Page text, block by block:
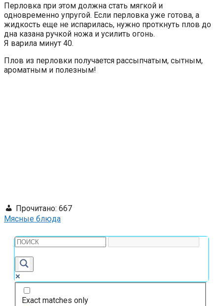
Перловка при этом должна стать мягкой и
одновременно упругой. Если перловка уже готова, а
жидкость еще не испарилась, нужно проткнуть плов до
дна казана ручкой ножа и усилить огонь.
Я варила минут 40.
Плов из перловки получается рассыпчатым, сытным,
ароматным и полезным!
Прочитано: 667
Мясные блюда
Exact matches only